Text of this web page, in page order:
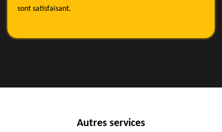
sont satisfaisant.
Autres services